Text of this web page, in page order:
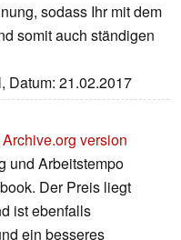
sodass Ihr mit dem
somit auch ständigen
Datum: 21.02.2017
Archive.org version
und Arbeitstempo
Der Preis liegt
ist ebenfalls
ein besseres